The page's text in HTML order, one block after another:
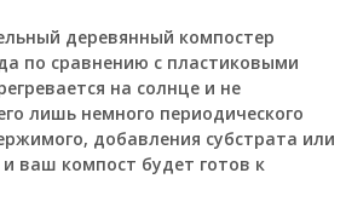
деревянный компостер
по сравнению с пластиковыми
на солнце и не
лишь немного периодического
добавления субстрата или
ваш компост будет готов к